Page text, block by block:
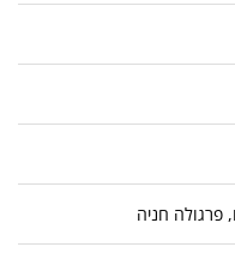
פרגולה חניה